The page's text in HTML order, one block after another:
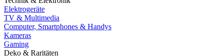
Elektrogeräte
TV & Multimedia
Computer, Smartphones & Handys
Kameras
Gaming
Deko & Raritäten